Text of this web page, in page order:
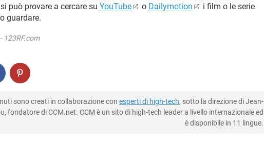
può provare a cercare su YouTube o Dailymotion
i film o le serie
guardare.
123RF.com
sono creati in collaborazione con esperti di high-tech, sotto la direzione di Jean-
fondatore di CCM.net. CCM è un sito di high-tech leader a livello internazionale ed
è disponibile in 11 lingue.